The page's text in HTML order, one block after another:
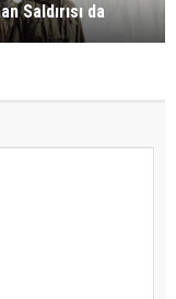
Saldırısı da